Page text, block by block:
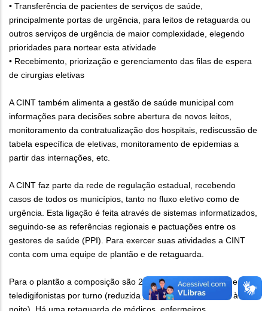
• Transferência de pacientes de serviços de saúde,
principalmente portas de urgência, para leitos de retaguarda ou
outros serviços de urgência de maior complexidade, elegendo
prioridades para nortear esta atividade
• Recebimento, priorização e gerenciamento das filas de espera
de cirurgias eletivas
A CINT também alimenta a gestão de saúde municipal com
informações para decisões sobre abertura de novos leitos,
monitoramento da contratualização dos hospitais, rediscussão de
tabela específica de eletivas, monitoramento de epidemias a
partir das internações, etc.
A CINT faz parte da rede de regulação estadual, recebendo
casos de todos os municípios, tanto no fluxo eletivo como de
urgência. Esta ligação é feita através de sistemas informatizados,
seguindo-se as referências regionais e pactuações entre os
gestores de saúde (PPI). Para exercer suas atividades a CINT
conta com uma equipe de plantão e de retaguarda.
Para o plantão a composição são 2 médicos, 1 enfermeiro e 17
teledigifonistas por turno (reduzida para 10 teledigifonistas à